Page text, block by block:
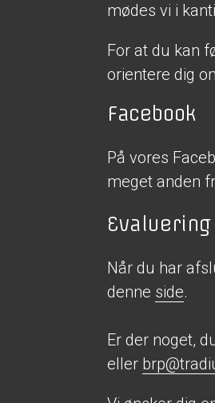
mødes vi i
For at du kan
orientere dig
Facebook
På vores
meget anden
Evaluering
Når du har
denne side.
Er der noget,
eller